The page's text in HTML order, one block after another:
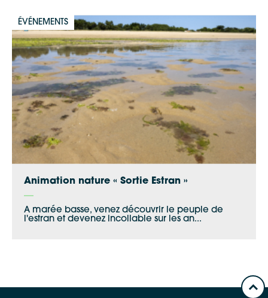
ÉVÉNEMENTS
Animation nature « Sortie Estran »
A marée basse, venez découvrir le peuple de
l'estran et devenez incollable sur les an...